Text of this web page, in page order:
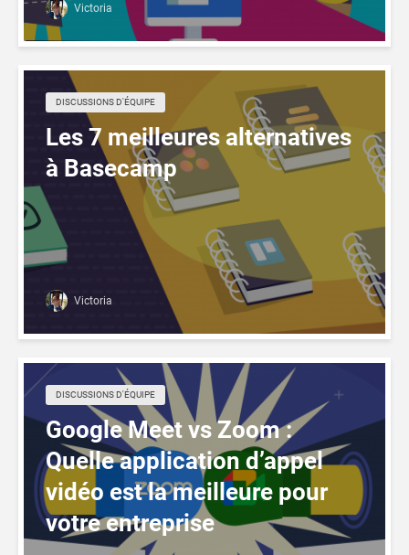
Victoria
DISCUSSIONS D'ÉQUIPE
Les 7 meilleures alternatives
à Basecamp
Victoria
DISCUSSIONS D'ÉQUIPE
Google Meet vs Zoom :
Quelle application d’appel
vidéo est la meilleure pour
votre entreprise